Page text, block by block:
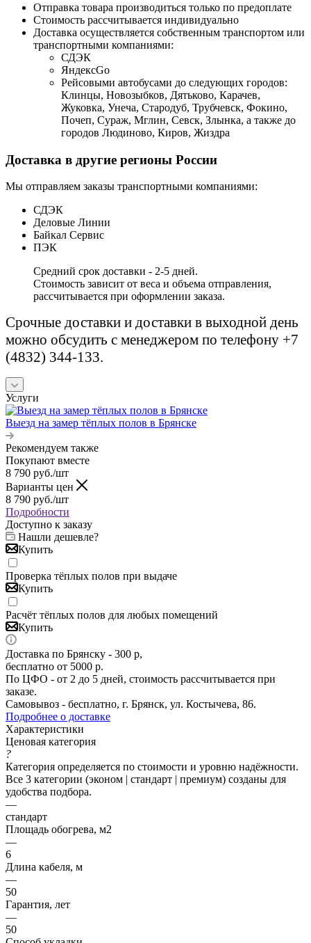
Отправка товара производиться только по предоплате
Стоимость рассчитывается индивидуально
Доставка осуществляется собственным транспортом или
транспортными компаниями:
СДЭК
ЯндексGo
Рейсовыми автобусами до следующих городов:
Клинцы, Новозыбков, Дятьково, Карачев,
Жуковка, Унеча, Стародуб, Трубчевск, Фокино,
Почеп, Сураж, Мглин, Севск, Злынка, а также до
городов Людиново, Киров, Жиздра
Доставка в другие регионы России
Мы отправляем заказы транспортными компаниями:
СДЭК
Деловые Линии
Байкал Сервис
ПЭК
Средний срок доставки - 2-5 дней.
Стоимость зависит от веса и объема отправления,
рассчитывается при оформлении заказа.
Срочные доставки и доставки в выходной день
можно обсудить с менеджером по телефону +7
(4832) 344-133.
Услуги
Выезд на замер тёплых полов в Брянске
Рекомендуем также
Покупают вместе
8 790 руб./шт
Варианты цен
8 790 руб./шт
Подробности
Доступно к заказу
Нашли дешевле?
Купить
Проверка тёплых полов при выдаче
Купить
Расчёт тёплых полов для любых помещений
Купить
Доставка по Брянску - 300 р,
бесплатно от 5000 р.
По ЦФО - от 2 до 5 дней, стоимость рассчитывается при
заказе.
Самовывоз - бесплатно, г. Брянск, ул. Костычева, 86.
Подробнее о доставке
Характеристики
Ценовая категория
?
Категория определяется по стоимости и уровню надёжности.
Все 3 категории (эконом | стандарт | премиум) созданы для
удобства подбора.
—
стандарт
Площадь обогрева, м2
—
6
Длина кабеля, м
—
50
Гарантия, лет
—
50